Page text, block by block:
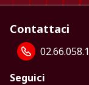
Contattaci
02.66.058.1
Seguici